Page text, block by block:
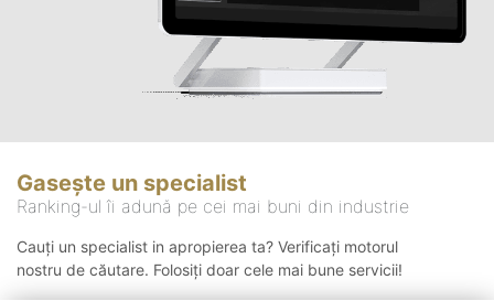
Gasește un specialist
Ranking-ul îi adună pe cei mai buni din industrie
Cauți un specialist in apropierea ta? Verificați motorul
nostru de căutare. Folosiți doar cele mai bune servicii!